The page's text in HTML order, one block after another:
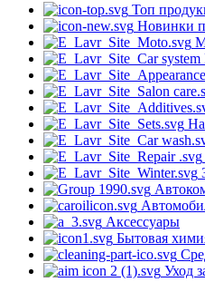
Топ
Новинки
Аксессуары
Бытовая
Уход